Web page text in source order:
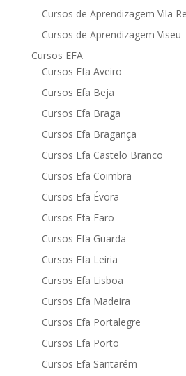
Cursos de Aprendizagem Vila
Cursos de Aprendizagem Viseu
Cursos EFA
Cursos Efa Aveiro
Cursos Efa Beja
Cursos Efa Braga
Cursos Efa Bragança
Cursos Efa Castelo Branco
Cursos Efa Coimbra
Cursos Efa Évora
Cursos Efa Faro
Cursos Efa Guarda
Cursos Efa Leiria
Cursos Efa Lisboa
Cursos Efa Madeira
Cursos Efa Portalegre
Cursos Efa Porto
Cursos Efa Santarém